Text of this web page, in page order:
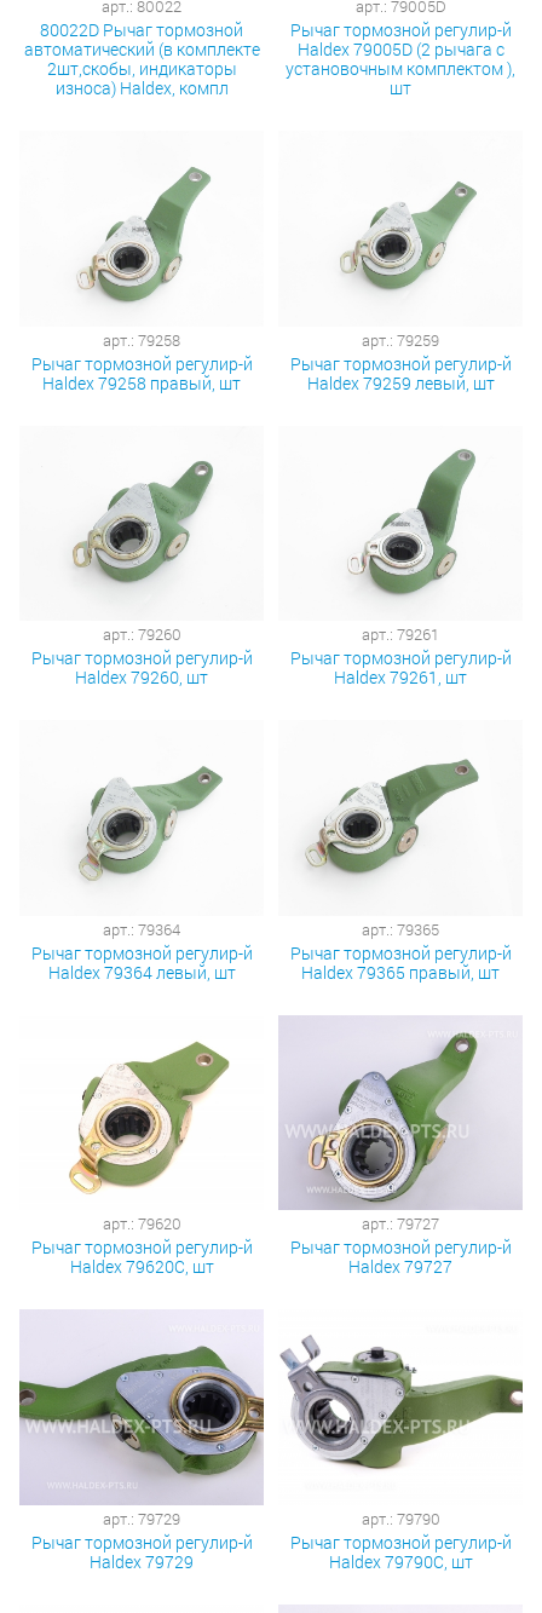
арт.: 80022
80022D Рычаг тормозной
автоматический (в комплекте
2шт,скобы, индикаторы
износа) Haldex, компл
арт.: 79005D
Рычаг тормозной регулир-й
Haldex 79005D (2 рычага с
установочным комплектом ),
шт
арт.: 79258
Рычаг тормозной регулир-й
Haldex 79258 правый, шт
арт.: 79259
Рычаг тормозной регулир-й
Haldex 79259 левый, шт
арт.: 79260
Рычаг тормозной регулир-й
Haldex 79260, шт
арт.: 79261
Рычаг тормозной регулир-й
Haldex 79261, шт
арт.: 79364
Рычаг тормозной регулир-й
Haldex 79364 левый, шт
арт.: 79365
Рычаг тормозной регулир-й
Haldex 79365 правый, шт
арт.: 79620
Рычаг тормозной регулир-й
Haldex 79620С, шт
арт.: 79727
Рычаг тормозной регулир-й
Haldex 79727
арт.: 79729
Рычаг тормозной регулир-й
Haldex 79729
арт.: 79790
Рычаг тормозной регулир-й
Haldex 79790С, шт